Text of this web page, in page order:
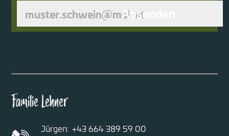
Absenden
Familie Lehner
Jürgen: +43 664 389 59 00